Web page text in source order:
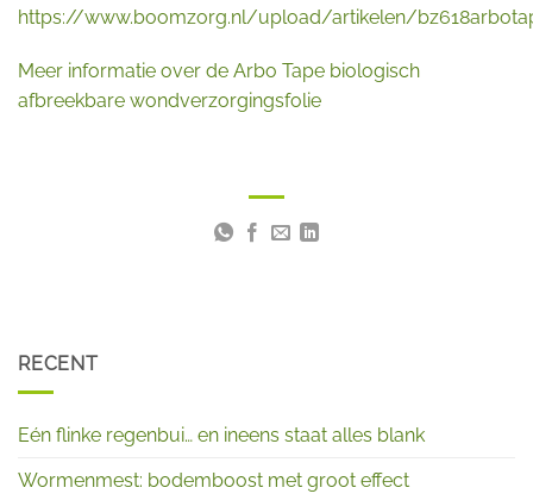
https://www.boomzorg.nl/upload/artikelen/
Meer informatie over de Arbo Tape biologisch
afbreekbare wondverzorgingsfolie
RECENT
Eén flinke regenbui… en ineens staat alles blank
Wormenmest: bodemboost met groot effect